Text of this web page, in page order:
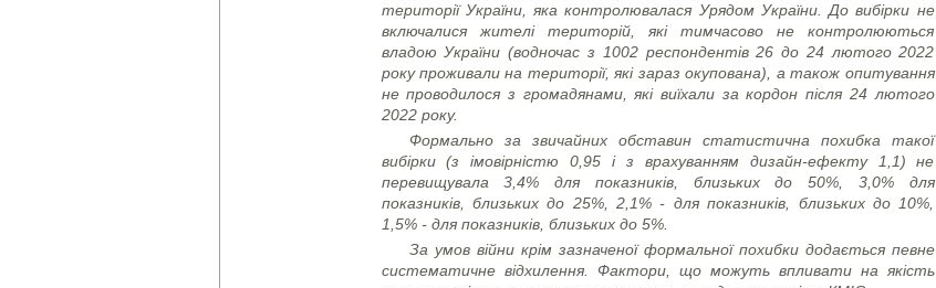
території України, яка контролювалася Урядом України. До вибірки не
включалися жителі територій, які тимчасово не контролюються
владою України (водночас з 1002 респондентів 26 до 24 лютого 2022
року проживали на території, які зараз окупована), а також опитування
не проводилося з громадянами, які виїхали за кордон після 24 лютого
2022 року.
Формально за звичайних обставин статистична похибка такої
вибірки (з імовірністю 0,95 і з врахуванням дизайн-ефекту 1,1) не
перевищувала 3,4% для показників, близьких до 50%, 3,0% для
показників, близьких до 25%, 2,1% - для показників, близьких до 10%,
1,5% - для показників, близьких до 5%.
За умов війни крім зазначеної формальної похибки додається певне
систематичне відхилення. Фактори, що можуть впливати на якість